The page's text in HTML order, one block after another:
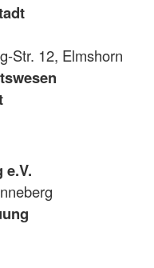
Str. 12, Elmshorn
e.V.